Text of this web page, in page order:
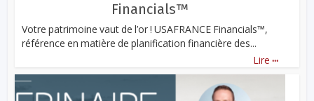
Financials™
Votre patrimoine vaut de l’or ! USAFRANCE Financials™,
référence en matière de planification financière des...
Lire ...